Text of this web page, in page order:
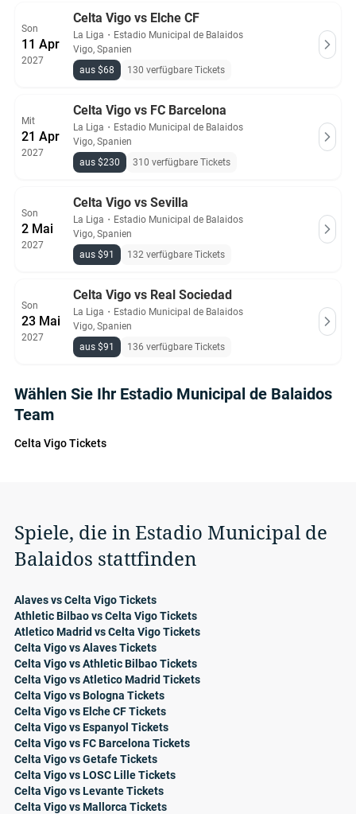
Son
11 Apr
2027
Celta Vigo vs Elche CF
La Liga ・ Estadio Municipal de Balaidos
Vigo, Spanien
aus $68
130 verfügbare Tickets
Mit
21 Apr
2027
Celta Vigo vs FC Barcelona
La Liga ・ Estadio Municipal de Balaidos
Vigo, Spanien
aus $230
310 verfügbare Tickets
Son
2 Mai
2027
Celta Vigo vs Sevilla
La Liga ・ Estadio Municipal de Balaidos
Vigo, Spanien
aus $91
132 verfügbare Tickets
Son
23 Mai
2027
Celta Vigo vs Real Sociedad
La Liga ・ Estadio Municipal de Balaidos
Vigo, Spanien
aus $91
136 verfügbare Tickets
Wählen Sie Ihr Estadio Municipal de Balaidos
Team
Celta Vigo Tickets
Spiele, die in Estadio Municipal de
Balaidos stattfinden
Alaves vs Celta Vigo Tickets
Athletic Bilbao vs Celta Vigo Tickets
Atletico Madrid vs Celta Vigo Tickets
Celta Vigo vs Alaves Tickets
Celta Vigo vs Athletic Bilbao Tickets
Celta Vigo vs Atletico Madrid Tickets
Celta Vigo vs Bologna Tickets
Celta Vigo vs Elche CF Tickets
Celta Vigo vs Espanyol Tickets
Celta Vigo vs FC Barcelona Tickets
Celta Vigo vs Getafe Tickets
Celta Vigo vs LOSC Lille Tickets
Celta Vigo vs Levante Tickets
Celta Vigo vs Mallorca Tickets